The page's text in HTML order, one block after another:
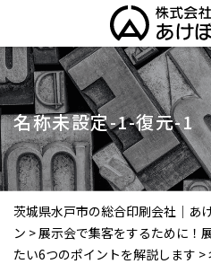
名称未設定-1-復元-1
茨城県水戸市の総合印刷会社｜あ
ン >展示会で集客をするために！
たい6つのポイントを解説します >